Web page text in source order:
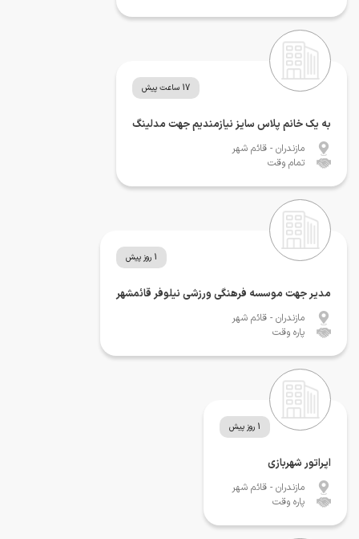
17 ساعت پیش
به یک خانم پلاس سایز نیازمندیم جهت مدلینگ
مازندران - قائم شهر
تمام وقت
1 روز پیش
مدیر جهت موسسه فرهنگی ورزشی نیلوفر قائمشهر
مازندران - قائم شهر
پاره وقت
1 روز پیش
اپراتور شهربازی
مازندران - قائم شهر
پاره وقت